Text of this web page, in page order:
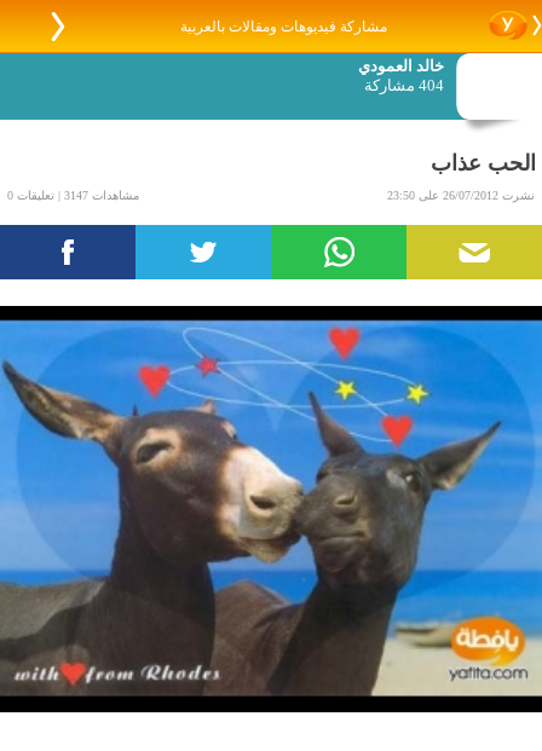
مشاركة فيديوهات ومقالات بالعربية
خالد العمودي
404 مشاركة
الحب عذاب
نشرت 26/07/2012 على 23:50 مشاهدات 3147 | تعليقات 0